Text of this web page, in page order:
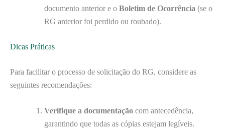
documento anterior e o Boletim de Ocorrência (se o
RG anterior foi perdido ou roubado).
Dicas Práticas
Para facilitar o processo de solicitação do RG, considere as
seguintes recomendações:
Verifique a documentação com antecedência,
garantindo que todas as cópias estejam legíveis.